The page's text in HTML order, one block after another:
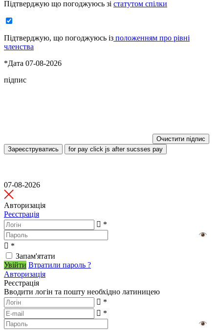
Підтверджую що погоджуюсь зі статутом спілки
Підтверджую, що погоджуюсь із положенням про рівні
членства
*Дата 07-08-2026
підпис
Очистити підпис
Зареєструватись
for pay click js after sucsses pay
07-08-2026
Авторизація
Реєстрація
*
*
Запам'ятати
Увійти Втратили пароль ?
Авторизація
Реєстрація
Вводити логін та пошту необхідно латиницею
*
*